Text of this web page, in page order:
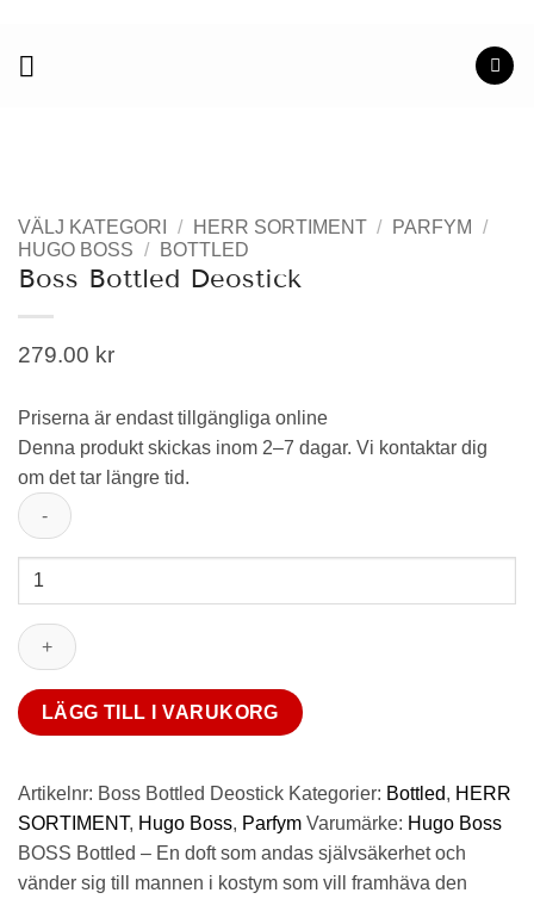
content
VÄLJ KATEGORI / HERR SORTIMENT / PARFYM
/
HUGO BOSS / BOTTLED
Boss Bottled Deostick
279.00 kr
Priserna är endast tillgängliga online
Denna produkt skickas inom 2–7 dagar. Vi kontaktar dig
om det tar längre tid.
Boss
Deostick
mängd
LÄGG TILL I VARUKORG
Artikelnr: Boss Bottled Deostick Kategorier: Bottled, HERR
SORTIMENT, Hugo Boss, Parfym Varumärke: Hugo Boss
BOSS Bottled – En doft som andas självsäkerhet och
vänder sig till mannen i kostym som vill framhäva den